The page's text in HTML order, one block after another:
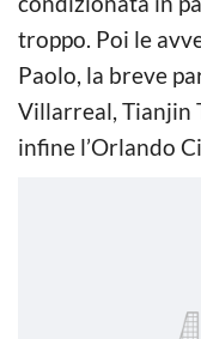
troppo. Poi le
Paolo, la breve
Villarreal, Tianjin
infine l’Orlando